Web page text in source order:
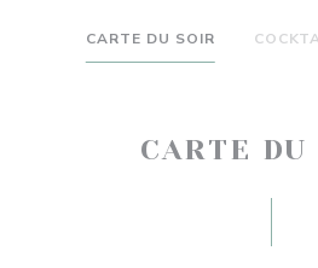
CARTE DU SOIR
CARTE DU